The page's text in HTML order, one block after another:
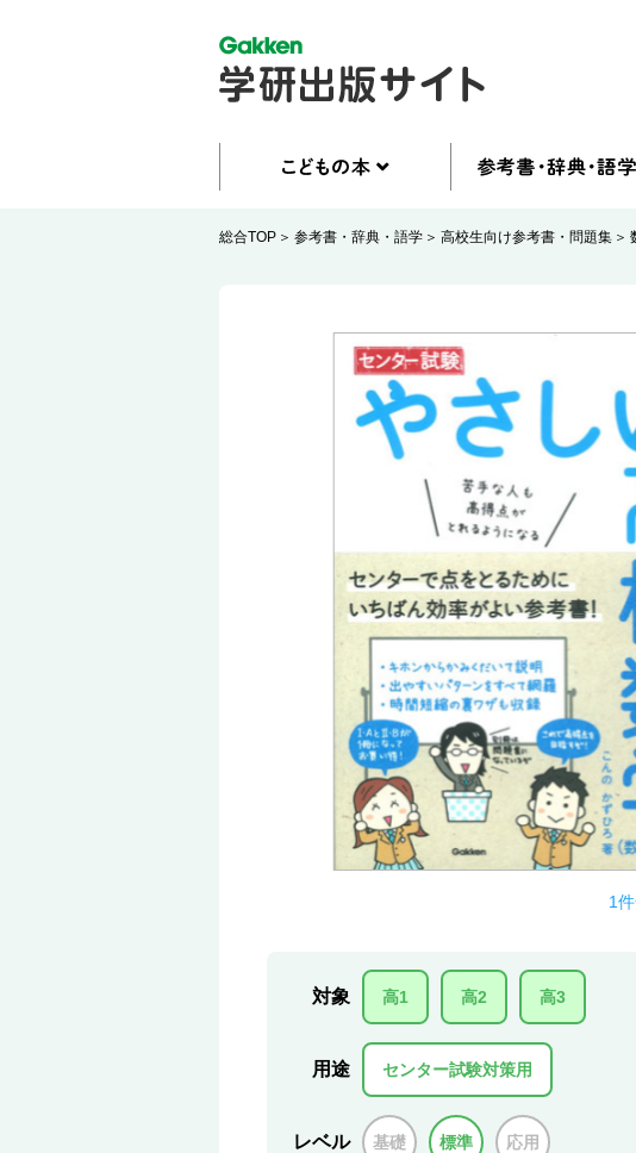
総合TOP 参考書・辞典・語学 高校生向け参考書・問題集
1
対象 高1 高2 高3
用途 センター試験対策用
レベル 基礎 標準 応用